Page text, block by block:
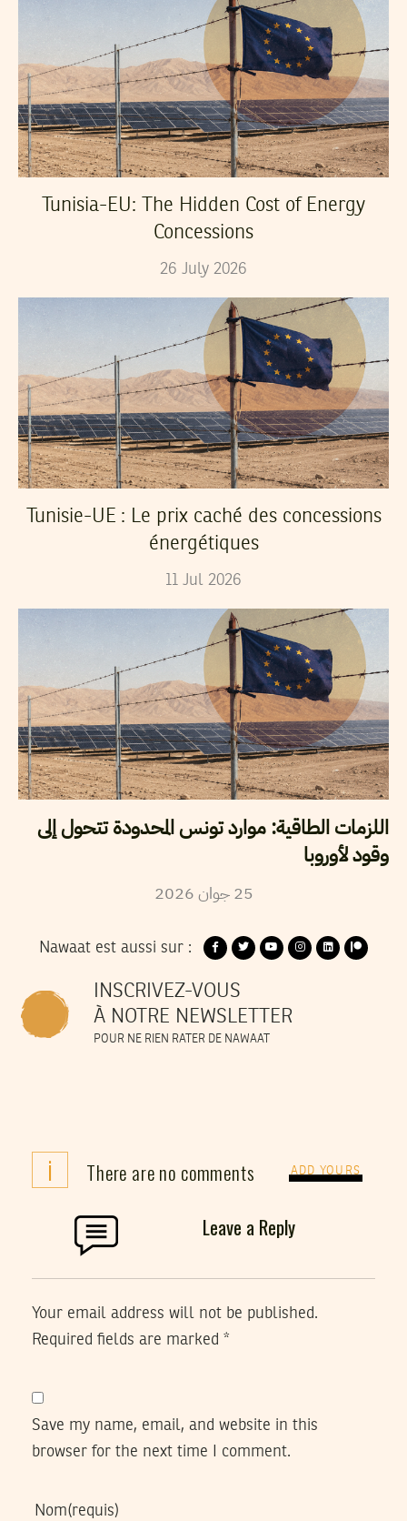
Tunisia-EU: The Hidden Cost of Energy
Concessions
26 July 2026
Tunisie-UE : Le prix caché des concessions
énergétiques
11 Jul 2026
اللزمات الطاقية: موارد تونس المحدودة تتحول إلى
وقود لأوروبا
25 جوان2026
Nawaat est aussi sur :
INSCRIVEZ-VOUS
À NOTRE NEWSLETTER
POUR NE RIEN RATER DE NAWAAT
i There are no comments ADD YOURS
Leave a Reply
Your email address will not be published.
Required fields are marked *
Save my name, email, and website in this
browser for the next time I comment.
Nom(requis)